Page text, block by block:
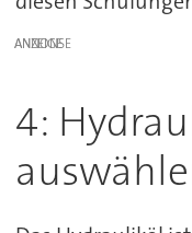
ANZEIGE
4: